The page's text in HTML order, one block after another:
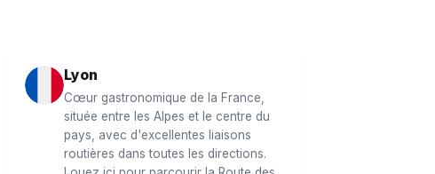
Lyon
Cœur gastronomique de la France,
située entre les Alpes et le centre du
pays, avec d'excellentes liaisons
routières dans toutes les directions.